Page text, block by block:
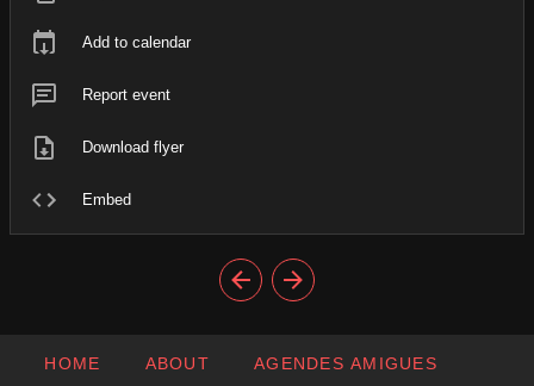
Add to calendar
Report event
Download flyer
Embed
HOME ABOUT AGENDES AMIGUES